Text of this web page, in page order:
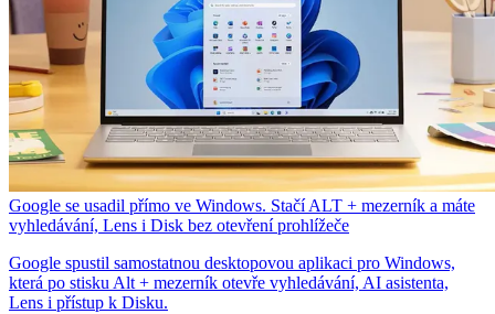
Google se usadil přímo ve Windows. Stačí ALT + mezerník a máte
vyhledávání, Lens i Disk bez otevření prohlížeče
Google spustil samostatnou desktopovou aplikaci pro Windows,
která po stisku Alt + mezerník otevře vyhledávání, AI asistenta,
Lens i přístup k Disku.